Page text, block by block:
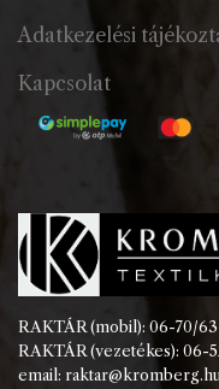
Adatkezelési
Kapcsolat
RAKTÁR (mobil): 06-70/
RAKTÁR (vezetékes): 06-
email: